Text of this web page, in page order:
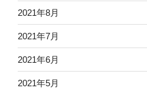
2021年8月
2021年7月
2021年6月
2021年5月